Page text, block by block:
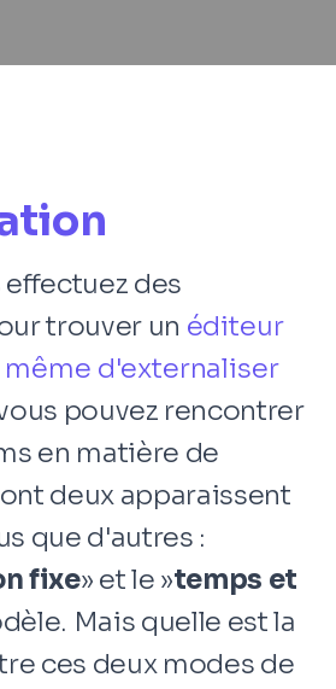
des
trouver un éditeur
d'externaliser
pouvez rencontrer
en matière de
deux apparaissent
que d'autres :
fixe» et le »temps et
Mais quelle est la
ces deux modes de